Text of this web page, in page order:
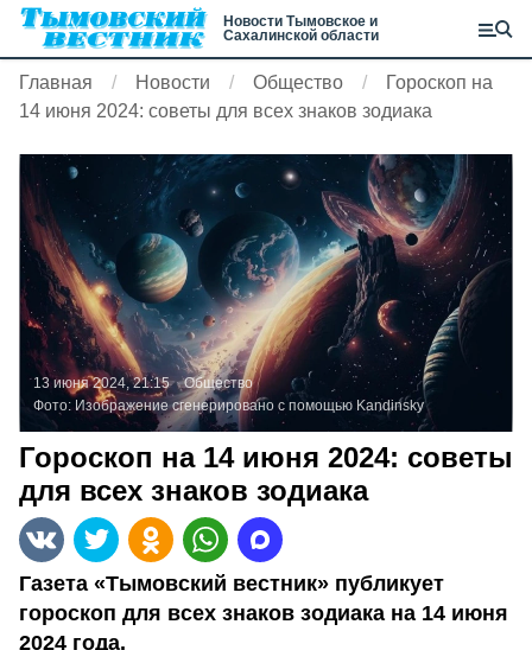
Новости Тымовское и
Сахалинской области
Главная Новости Общество
Гороскоп на
14 июня 2024: советы для всех знаков зодиака
13 июня 2024, 21:15
Общество
Фото: Изображение сгенерировано с помощью Kandinsky
Гороскоп на 14 июня 2024: советы
для всех знаков зодиака
Газета «Тымовский вестник» публикует
гороскоп для всех знаков зодиака на 14 июня
2024 года.